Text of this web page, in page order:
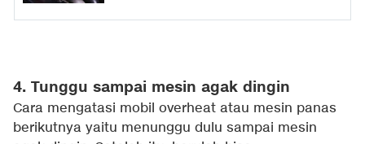
4. Tunggu sampai mesin agak dingin
Cara mengatasi mobil overheat atau mesin panas
berikutnya yaitu menunggu dulu sampai mesin